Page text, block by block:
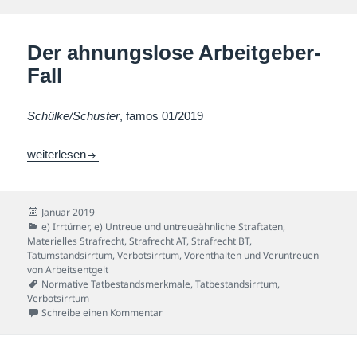
Der ahnungslose Arbeitgeber-
Fall
Schülke/Schuster, famos 01/2019
Der ahnungslose Arbeitgeber-Fall
weiterlesen
Veröffentlicht
am
Januar 2019
Kategorien
e) Irrtümer,e) Untreue und untreueähnliche Straftaten,
Materielles Strafrecht,Strafrecht AT,Strafrecht BT,
Tatumstandsirrtum,Verbotsirrtum,Vorenthalten und Veruntreuen
von Arbeitsentgelt
Schlagwörter
Normative Tatbestandsmerkmale,Tatbestandsirrtum,
Verbotsirrtum
Schreibe einen Kommentarzu Der ahnungslose Arbeitgeber-Fall